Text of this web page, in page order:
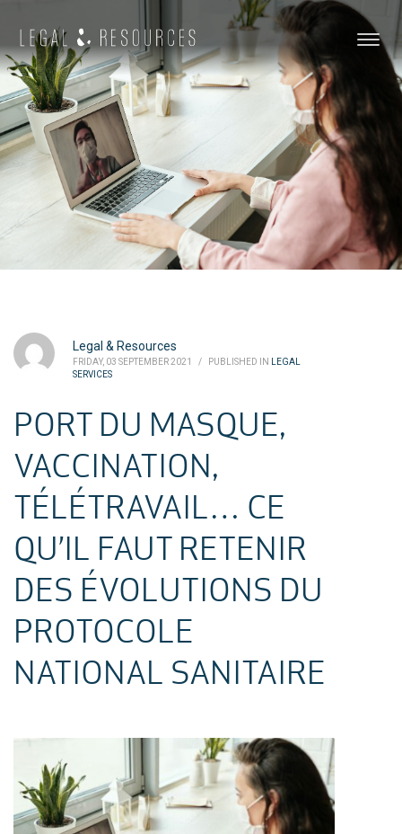
Legal & Resources
FRIDAY, 03 SEPTEMBER 2021 / PUBLISHED IN
LEGAL
SERVICES
PORT DU MASQUE,
VACCINATION,
TÉLÉTRAVAIL… CE
QU’IL FAUT RETENIR
DES ÉVOLUTIONS DU
PROTOCOLE
NATIONAL SANITAIRE